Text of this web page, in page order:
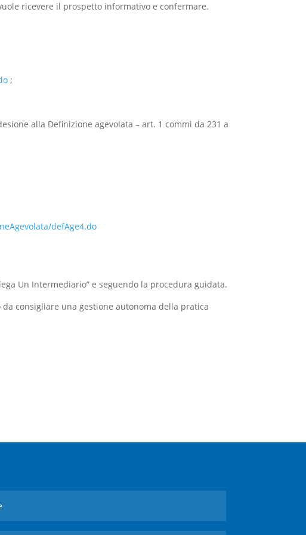
ricevere il prospetto informativo e confermare.
;
alla Definizione agevolata – art. 1 commi da 231 a
defAge4.do
Un Intermediario” e seguendo la procedura guidata.
consigliare una gestione autonoma della pratica